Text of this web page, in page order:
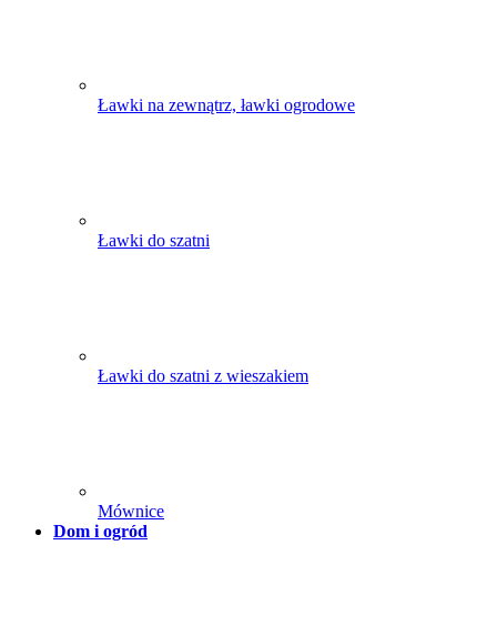
Ławki na zewnątrz, ławki ogrodowe
Ławki do szatni
Ławki do szatni z wieszakiem
Mównice
Dom i ogród